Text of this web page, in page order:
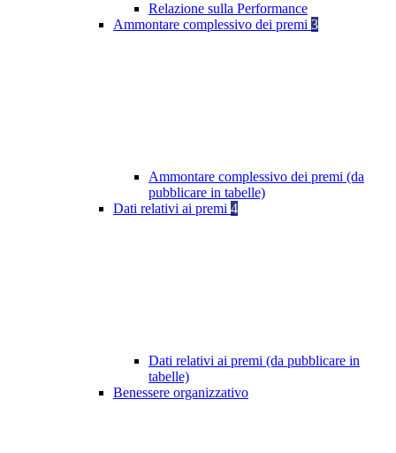
Relazione sulla Performance
Ammontare complessivo dei premi 3
Ammontare complessivo dei premi (da
pubblicare in tabelle)
Dati relativi ai premi 4
Dati relativi ai premi (da pubblicare in
tabelle)
Benessere organizzativo